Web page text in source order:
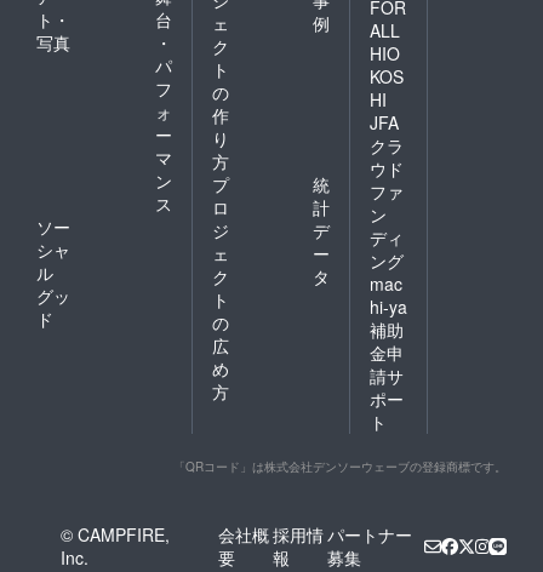
ト・
写真
台
・
パ
フ
ォ
ー
マ
ン
ス
ソー
シャ
ル
グッ
ド
ェ
ク
ト
の
作
り
方
例
プ
ロ
ジ
ェ
ク
ト
の
広
め
方
統
計
デ
ー
タ
FOR
ALL
HIO
KOS
HI
JFA
クラ
ウド
ファ
ン
ディ
ング
mac
hi-ya
補助
金申
請サ
ポー
ト
「QRコード」は株式会社デンソーウェーブの登録商標です。
© CAMPFIRE,
Inc.
会社概
要
採用情
報
パートナー
募集